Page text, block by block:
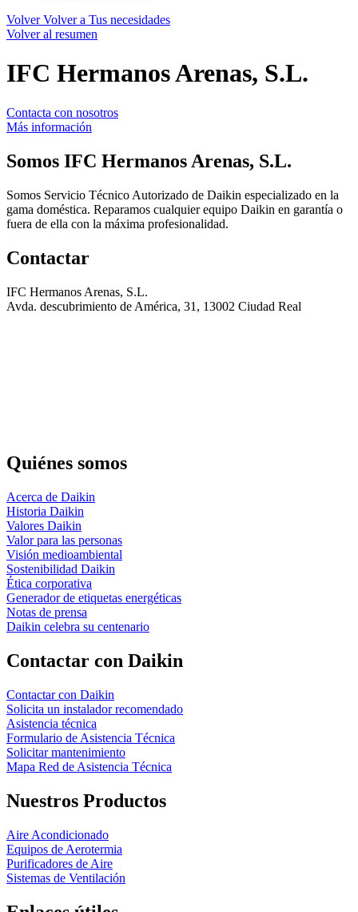
Volver Volver a Tus necesidades
Volver al resumen
IFC Hermanos Arenas, S.L.
Contacta con nosotros
Más información
Somos IFC Hermanos Arenas, S.L.
Somos Servicio Técnico Autorizado de Daikin especializado en la
gama doméstica. Reparamos cualquier equipo Daikin en garantía o
fuera de ella con la máxima profesionalidad.
Contactar
IFC Hermanos Arenas, S.L.
Avda. descubrimiento de América, 31, 13002 Ciudad Real
Quiénes somos
Acerca de Daikin
Historia Daikin
Valores Daikin
Valor para las personas
Visión medioambiental
Sostenibilidad Daikin
Ética corporativa
Generador de etiquetas energéticas
Notas de prensa
Daikin celebra su centenario
Contactar con Daikin
Contactar con Daikin
Solicita un instalador recomendado
Asistencia técnica
Formulario de Asistencia Técnica
Solicitar mantenimiento
Mapa Red de Asistencia Técnica
Nuestros Productos
Aire Acondicionado
Equipos de Aerotermia
Purificadores de Aire
Sistemas de Ventilación